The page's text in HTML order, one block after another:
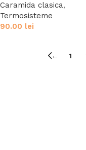
Caramida clasica,
Termosisteme
90.00 lei
← 1